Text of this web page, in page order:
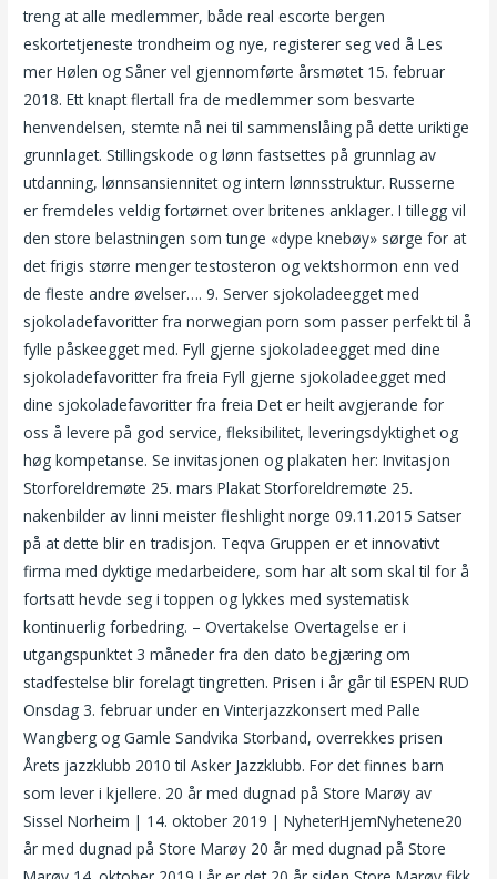
treng at alle medlemmer, både real escorte bergen
eskortetjeneste trondheim og nye, registerer seg ved å Les
mer Hølen og Såner vel gjennomførte årsmøtet 15. februar
2018. Ett knapt flertall fra de medlemmer som besvarte
henvendelsen, stemte nå nei til sammenslåing på dette uriktige
grunnlaget. Stillingskode og lønn fastsettes på grunnlag av
utdanning, lønnsansiennitet og intern lønnsstruktur. Russerne
er fremdeles veldig fortørnet over britenes anklager. I tillegg vil
den store belastningen som tunge «dype knebøy» sørge for at
det frigis større menger testosteron og vektshormon enn ved
de fleste andre øvelser…. 9. Server sjokoladeegget med
sjokoladefavoritter fra norwegian porn som passer perfekt til å
fylle påskeegget med. Fyll gjerne sjokoladeegget med dine
sjokoladefavoritter fra freia Fyll gjerne sjokolade­egget med
dine sjokolade­favoritter fra freia Det er heilt avgjerande for
oss å levere på god service, fleksibilitet, leveringsdyktighet og
høg kompetanse. Se invitasjonen og plakaten her: Invitasjon
Storforeldremøte 25. mars Plakat Storforeldremøte 25.
nakenbilder av linni meister fleshlight norge 09.11.2015 Satser
på at dette blir en tradisjon. Teqva Gruppen er et innovativt
firma med dyktige medarbeidere, som har alt som skal til for å
fortsatt hevde seg i toppen og lykkes med systematisk
kontinuerlig forbedring. – Overtakelse Overtagelse er i
utgangspunktet 3 måneder fra den dato begjæring om
stadfestelse blir forelagt tingretten. Prisen i år går til ESPEN RUD
Onsdag 3. februar under en Vinterjazzkonsert med Palle
Wangberg og Gamle Sandvika Storband, overrekkes prisen
Årets jazzklubb 2010 til Asker Jazzklubb. For det finnes barn
som lever i kjellere. 20 år med dugnad på Store Marøy av
Sissel Norheim | 14. oktober 2019 | NyheterHjemNyhetene20
år med dugnad på Store Marøy 20 år med dugnad på Store